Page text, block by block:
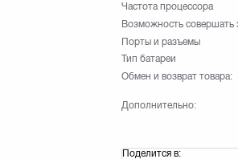
Частота процессора
Возможность совершать
Порты и разъемы
Тип батареи
Обмен и возврат товара:
Дополнительно:
Поделится в: